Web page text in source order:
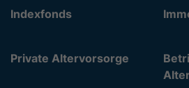
Indexfonds
Private Altervorsorge